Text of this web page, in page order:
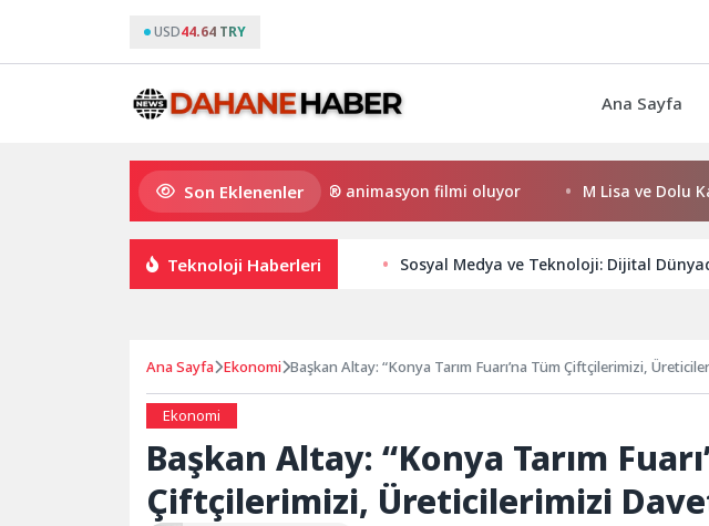
USD44.64 TRY
Ana Sayfa
Son Eklenenler
Kral Türkiye’nin ilk IMAX® animasyon filmi oluyor M Lisa ve Dolu Kadehi
Teknoloji Haberleri Sosyal Medya ve Teknoloji: Dijital
Ana Sayfa Ekonomi Başkan Altay: “Konya Tarım Fuarı’na Tüm Çiftçilerimizi,
Ekonomi
Başkan Altay: “Konya Tarım
Çiftçilerimizi, Üreticilerimizi